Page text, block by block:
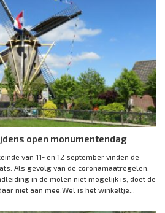
open monumentendag
van 11- en 12 september vinden de
Als gevolg van de coronamaatregelen,
in de molen niet mogelijk is, doet de
niet aan mee.Wel is het winkeltje...